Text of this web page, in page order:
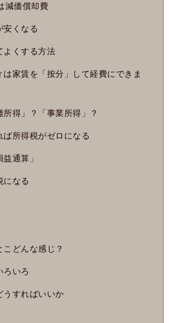
減価償却費
安くなる
よくする方法
家賃を「按分」して経費にできま
得」？「事業所得」？
所得税がゼロになる
通算」
になる
どんな感じ？
ろいろ
うすればいいか